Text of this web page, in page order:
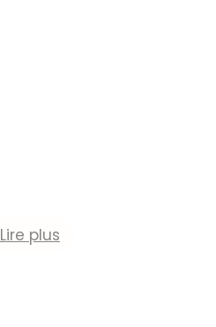
Lire plus